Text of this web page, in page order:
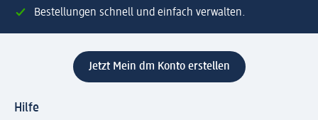
Bestellungen schnell und einfach verwalten.
Jetzt Mein dm Konto erstellen
Hilfe